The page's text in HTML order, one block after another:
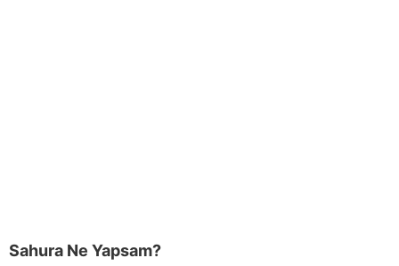
Sahura Ne Yapsam?